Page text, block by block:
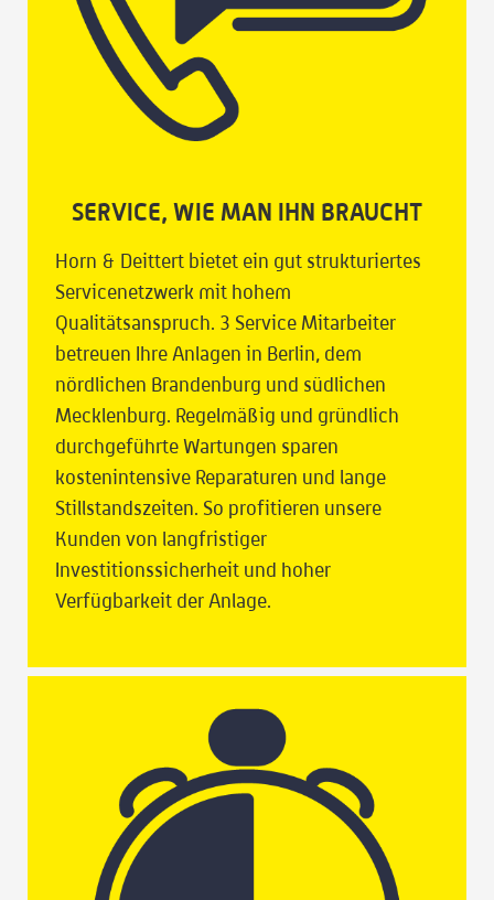
SERVICE, WIE MAN IHN BRAUCHT
Horn & Deittert bietet ein gut strukturiertes
Servicenetzwerk mit hohem
Qualitätsanspruch. 3 Service Mitarbeiter
betreuen Ihre Anlagen in Berlin, dem
nördlichen Brandenburg und südlichen
Mecklenburg. Regelmäßig und gründlich
durchgeführte Wartungen sparen
kostenintensive Reparaturen und lange
Stillstandszeiten. So profitieren unsere
Kunden von langfristiger
Investitionssicherheit und hoher
Verfügbarkeit der Anlage.